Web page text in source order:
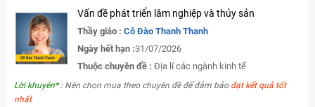
Vấn đề phát triển lâm nghiệp và thủy sản
Thầy giáo : Cô Đào Thanh Thanh
Ngày hết hạn :31/07/2026
Thuộc chuyên đề : Địa lí các ngành kinh tế
Lời khuyên*: Nên chọn mua theo chuyên đề để đảm bảo đạt kết quả tốt
nhất